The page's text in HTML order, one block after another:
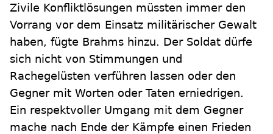
Zivile Konfliktlösungen müssten immer den
Vorrang vor dem Einsatz militärischer Gewalt
haben, fügte Brahms hinzu. Der Soldat dürfe
sich nicht von Stimmungen und
Rachegelüsten verführen lassen oder den
Gegner mit Worten oder Taten erniedrigen.
Ein respektvoller Umgang mit dem Gegner
mache nach Ende der Kämpfe einen Frieden